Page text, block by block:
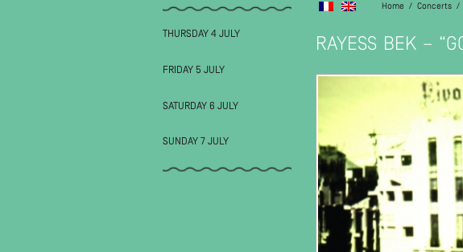
THURSDAY 4 JULY
FRIDAY 5 JULY
SATURDAY 6 JULY
SUNDAY 7 JULY
Home / Concerts /
RAYESS BEK –